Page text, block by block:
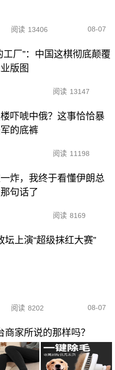
阅读 13406 08-07
工厂”：中国这棋彻底颠覆
版图
阅读 13147
吓唬中俄？这事恰恰暴
的底裤
阅读 11198
炸，我终于看懂伊朗总
句话了
阅读 8169
上演“超级抹红大赛”
阅读 8202 08-07
家所说的那样吗？